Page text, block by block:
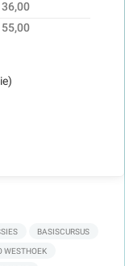
36,00
55,00
BASISCURSUS
WESTHOEK